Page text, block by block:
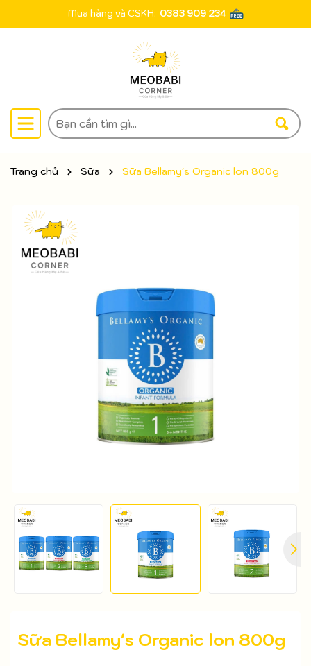
Mua hàng và CSKH: 0383 909 234
Trang chủ Sữa Sữa Bellamy's Organic lon 800g
Sữa Bellamy's Organic lon 800g